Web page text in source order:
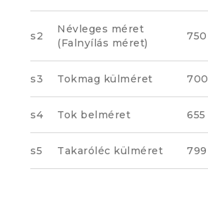
s2
Névleges méret
(Falnyílás méret)
750
s3 Tokmag külméret 700
s4 Tok belméret 655
s5 Takaróléc külméret 799